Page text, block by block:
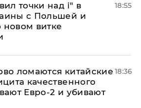
точки над і" в
с Польшей и
витке
18:55
ломаются китайские
качественного
Евро-2 и убивают
18:36